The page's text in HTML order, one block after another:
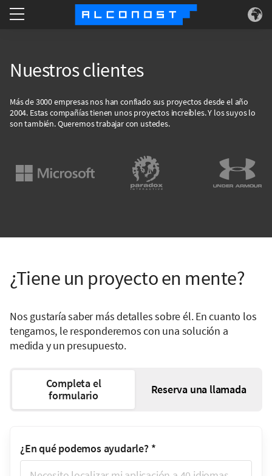
Use Cases
Technology
Nuestros clientes
Más de 3000 empresas nos han confiado sus proyectos desde el año
2004. Estas compañías tienen unos proyectos increíbles. Y los suyos lo
son también. Queremos trabajar con ustedes.
¿Tiene un proyecto en mente?
Nos gustaría saber más detalles sobre él. En cuanto los
tengamos, le responderemos con una solución a
medida y un presupuesto.
Completa el
formulario
Reserva una llamada
¿En qué podemos ayudarle? *